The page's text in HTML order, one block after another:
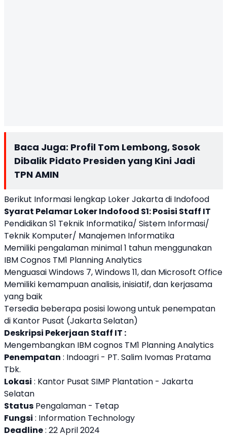
Baca Juga: Profil Tom Lembong, Sosok
Dibalik Pidato Presiden yang Kini Jadi
TPN AMIN
Berikut Informasi lengkap Loker Jakarta di Indofood
Syarat Pelamar Loker Indofood S1: Posisi Staff IT
Pendidikan S1 Teknik Informatika/ Sistem Informasi/
Teknik Komputer/ Manajemen Informatika
Memiliki pengalaman minimal 1 tahun menggunakan
IBM Cognos TM1 Planning Analytics
Menguasai Windows 7, Windows 11, dan Microsoft Office
Memiliki kemampuan analisis, inisiatif, dan kerjasama
yang baik
Tersedia beberapa posisi lowong untuk penempatan
di Kantor Pusat (Jakarta Selatan)
Deskripsi Pekerjaan Staff IT :
Mengembangkan IBM cognos TM1 Planning Analytics
Penempatan : Indoagri - PT. Salim Ivomas Pratama
Tbk.
Lokasi : Kantor Pusat SIMP Plantation - Jakarta
Selatan
Status Pengalaman - Tetap
Fungsi : Information Technology
Deadline: 22 April 2024